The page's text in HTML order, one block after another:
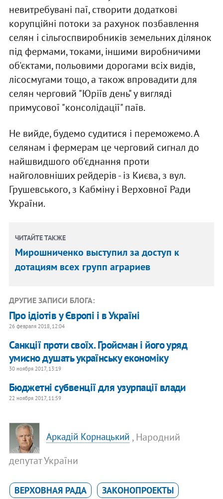
невитребувані паї, створити додаткові
корупційні потоки за рахунок позбавлення
селян і сільгоспвиробників земельних ділянок
під фермами, токами, іншими виробничими
об'єктами, польовими дорогами всіх видів,
лісосмугами тощо, а також впровадити для
селян черговий "Юріїв день" у вигляді
примусової "консолідації" паїв.
Не вийде, будемо судитися і переможемо. А
селянам і фермерам це черговий сигнал до
найшвидшого об'єднання проти
найголовніших рейдерів - із Києва, з вул.
Грушевського, з Кабміну і Верховної Ради
України.
ЧИТАЙТЕ ТАКЖЕ
Мирошниченко выступил за доступ к
дотациям всех групп аграриев
ДРУГИЕ ЗАПИСИ БЛОГА:
Про ідіотів у Європі і в Україні
26 февраля 2018, 12:04
Санкції проти своїх. Гройсман і його уряд
умисно душать українську економіку
30 ноября 2017, 13:19
Бюджетні субвенції для узурпації влади
22 ноября 2017, 11:59
Аркадій Корнацький , Народний
депутат України
ВЕРХОВНАЯ РАДА ЗАКОНОПРОЕКТЫ